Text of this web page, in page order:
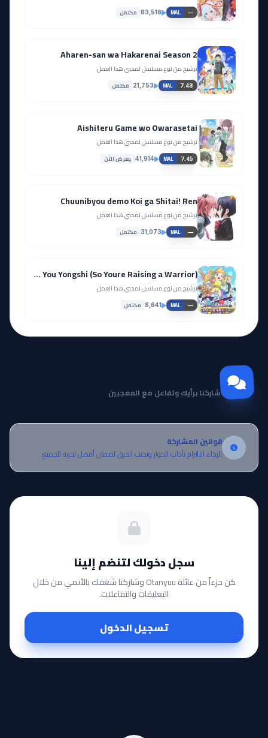
مشاهدة مشاهدة
MAL —
83,516 مكتمل
Aharen-san wa Hakarenai Season 2
ترشيح من نوع مسلسل لمحبي هذا العمل.
MAL 7.48
21,753 مكتمل
Aishiteru Game wo Owarasetai
ترشيح من نوع مسلسل لمحبي هذا العمل.
MAL 7.45
41,914 يعرض الآن
Chuunibyou demo Koi ga Shitai! Ren
ترشيح من نوع مسلسل لمحبي هذا العمل.
MAL —
31,073 مكتمل
Cengjing You Yongshi (So Youre Raising a Warrior)
ترشيح من نوع مسلسل لمحبي هذا العمل.
MAL —
8,641 مكتمل
مجتمع Otanyuu
شاركنا برأيك وتفاعل مع المعجبين
قوانين المشاركة
الرجاء الالتزام بآداب الحوار وتجنب الحرق لضمان أفضل تجربة للجميع.
سجل دخولك لتنضم إلينا
كن جزءاً من عائلة Otanyuu وشاركنا شغفك بالأنمي من خلال
التعليقات والتفاعلات.
تسجيل الدخول